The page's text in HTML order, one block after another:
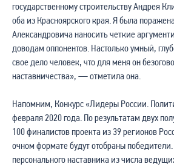
государственному строительству Андрея
оба из Красноярского края. Я была
Александровича наносить четкие
доводам оппонентов. Настолько умный,
свое дело человек, что для меня он
наставничества», — отметила она.
Напомним, Конкурс «Лидеры России.
февраля 2020 года. По результатам двух
100 финалистов проекта из 39 регионов
очном формате будут отобраны
персонального наставника из числа